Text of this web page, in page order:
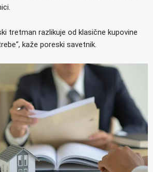
tretman razlikuje od klasične kupovine
kaže poreski savetnik.